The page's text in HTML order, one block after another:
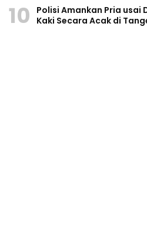
10
Polisi Amankan Pria usai
Kaki Secara Acak di